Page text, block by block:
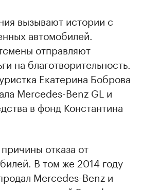
вызывают истории с
автомобилей.
отправляют
на благотворительность.
Екатерина Боброва
Меrcedes-Benz GL и
в фонд Константина
отказа от
В том же 2014 году
Меrcedes-Benz и